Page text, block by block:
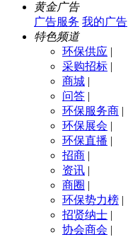
黄金广告
广告服务 我的广告
特色频道
环保供应 |
采购招标 |
商城 |
问答 |
环保服务商 |
环保展会 |
环保直播 |
招商 |
资讯 |
商圈 |
环保势力榜 |
招贤纳士 |
协会商会 |